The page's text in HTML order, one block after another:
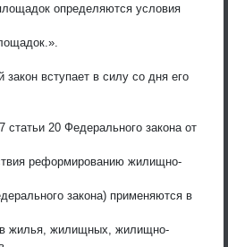
определяются условия
вступает в силу со дня его
20 Федерального закона от
реформированию жилищно-
закона) применяются в
жилья, жилищных, жилищно-